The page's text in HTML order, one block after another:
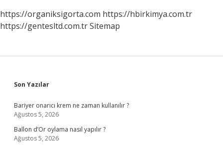
https://organiksigorta.com https://hbirkimya.com.tr
https://gentesltd.com.trSitemap
Sidebar
Son Yazılar
Bariyer onarıcı krem ne zaman kullanılır ?
Ağustos 5, 2026
Ballon d’Or oylama nasıl yapılır ?
Ağustos 5, 2026